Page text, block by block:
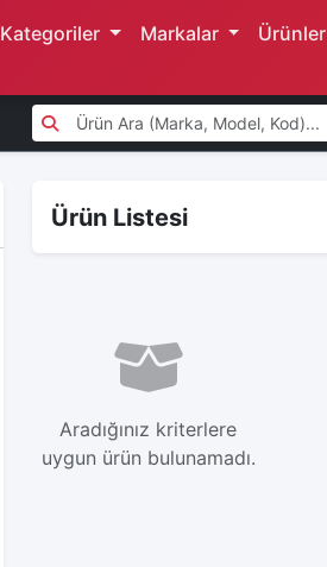
Kategoriler Markalar Ürünler
Ürün Listesi
Aradığınız kriterlere
uygun ürün bulunamadı.